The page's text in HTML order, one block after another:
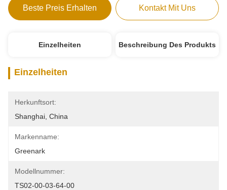
Beste Preis Erhalten Kontakt Mit Uns
Einzelheiten Beschreibung Des Produkts
Einzelheiten
Herkunftsort:
Shanghai, China
Markenname:
Greenark
Modellnummer:
TS02-00-03-64-00